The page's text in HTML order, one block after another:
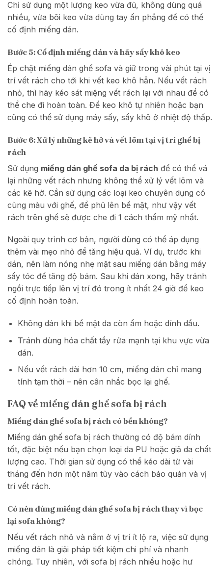
Chỉ sử dụng một lượng keo vừa đủ, không dùng quá
nhiều, vừa bôi keo vừa dùng tay ấn phẳng để có thể
cố định miếng dán.
Bước 5: Cố định miếng dán và hãy sấy khô keo
Ép chặt miếng dán ghế sofa và giữ trong vài phút tại vị
trí vết rách cho tới khi vết keo khô hẳn. Nếu vết rách
nhỏ, thì hãy kéo sát miệng vết rách lại với nhau để có
thể che đi hoàn toàn. Để keo khô tự nhiên hoặc bạn
cũng có thể sử dụng máy sấy, sấy khô ở nhiệt độ thấp.
Bước 6: Xử lý những kẽ hở và vết lõm tại vị trí ghế bị
rách
Sử dụng miếng dán ghế sofa da bị rách để có thể vá
lại những vết rách nhưng không thể xử lý vết lõm và
các kẽ hở. Cần sử dụng các loại keo chuyên dụng có
cùng màu với ghế, để phủ lên bề mặt, như vậy vết
rách trên ghế sẽ được che đi 1 cách thẩm mỹ nhất.
Ngoài quy trình cơ bản, người dùng có thể áp dụng
thêm vài mẹo nhỏ để tăng hiệu quả. Ví dụ, trước khi
dán, nên làm nóng nhẹ mặt sau miếng dán bằng máy
sấy tóc để tăng độ bám. Sau khi dán xong, hãy tránh
ngồi trực tiếp lên vị trí đó trong ít nhất 24 giờ để keo
cố định hoàn toàn.
Không dán khi bề mặt da còn ẩm hoặc dính dầu.
Tránh dùng hóa chất tẩy rửa mạnh tại khu vực vừa
dán.
Nếu vết rách dài hơn 10 cm, miếng dán chỉ mang
tính tạm thời – nên cân nhắc bọc lại ghế.
FAQ về miếng dán ghế sofa bị rách
Miếng dán ghế sofa bị rách có bền không?
Miếng dán ghế sofa bị rách thường có độ bám dính
tốt, đặc biệt nếu bạn chọn loại da PU hoặc giả da chất
lượng cao. Thời gian sử dụng có thể kéo dài từ vài
tháng đến hơn một năm tùy vào cách bảo quản và vị
trí vết rách.
Có nên dùng miếng dán ghế sofa bị rách thay vì bọc
lại sofa không?
Nếu vết rách nhỏ và nằm ở vị trí ít lộ ra, việc sử dụng
miếng dán là giải pháp tiết kiệm chi phí và nhanh
chóng. Tuy nhiên, với sofa bị rách nhiều hoặc hư